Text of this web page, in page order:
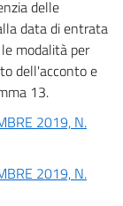
delle
data di entrata
modalità per
dell'acconto e
13.
2019, N.
2019, N.